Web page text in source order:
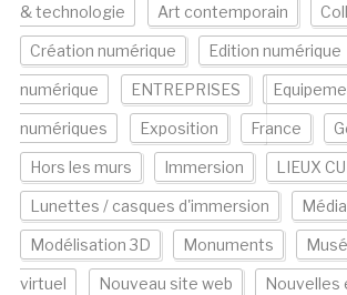
& technologie Art contemporain
Création numérique Edition numérique
numérique ENTREPRISES
numériques Exposition France
Hors les murs Immersion LIEUX
Lunettes / casques d'immersion
Modélisation 3D Monuments
virtuel Nouveau site web Nouvelles